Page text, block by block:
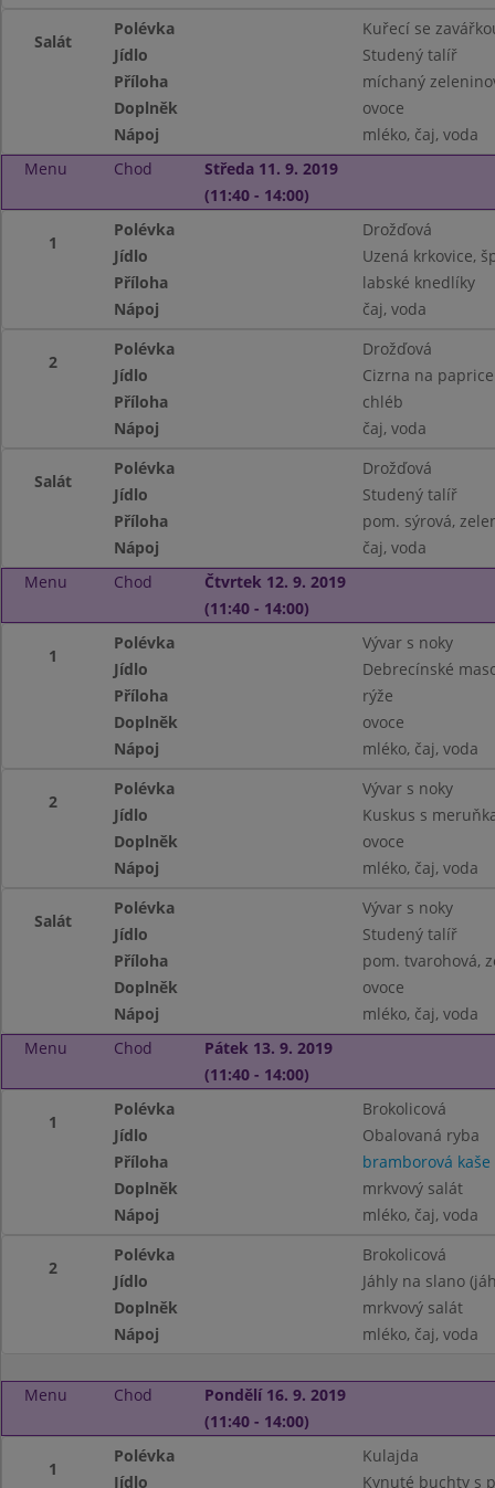
Salát
Polévka
Kuřecí se
Jídlo
Studený talíř
Příloha
míchaný
Doplněk
ovoce
Nápoj
mléko, čaj, voda
Menu
Chod
Středa 11. 9. 2019
(11:40 - 14:00)
1
Polévka
Drožďová
Jídlo
Uzená krkovice,
Příloha
labské knedlíky
Nápoj
čaj, voda
2
Polévka
Drožďová
Jídlo
Cizrna na paprice
Příloha
chléb
Nápoj
čaj, voda
Salát
Polévka
Drožďová
Jídlo
Studený talíř
Příloha
pom. sýrová,
Nápoj
čaj, voda
Menu
Chod
Čtvrtek 12. 9. 2019
(11:40 - 14:00)
1
Polévka
Vývar s noky
Jídlo
Debrecínské
Příloha
rýže
Doplněk
ovoce
Nápoj
mléko, čaj, voda
2
Polévka
Vývar s noky
Jídlo
Kuskus s
Doplněk
ovoce
Nápoj
mléko, čaj, voda
Salát
Polévka
Vývar s noky
Jídlo
Studený talíř
Příloha
pom. tvarohová,
Doplněk
ovoce
Nápoj
mléko, čaj, voda
Menu
Chod
Pátek 13. 9. 2019
(11:40 - 14:00)
1
Polévka
Brokolicová
Jídlo
Obalovaná ryba
Příloha
bramborová kaše
Doplněk
mrkvový salát
Nápoj
mléko, čaj, voda
2
Polévka
Brokolicová
Jídlo
Jáhly na slano
Doplněk
mrkvový salát
Nápoj
mléko, čaj, voda
Menu Chod
Pondělí 16. 9. 2019
(11:40 - 14:00)
1
Polévka
Kulajda
Jídlo
Kynuté buchty s